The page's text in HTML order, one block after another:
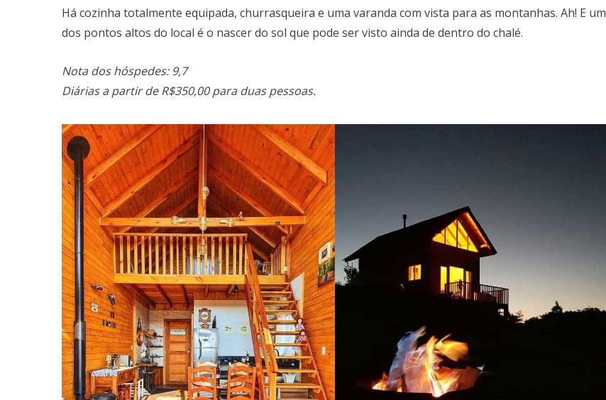
Há cozinha totalmente equipada, churrasqueira e uma varanda com vista para as montanhas. Ah! E um
dos pontos altos do local é o nascer do sol que pode ser visto ainda de dentro do chalé.
Nota dos hóspedes: 9,7
Diárias a partir de R$350,00 para duas pessoas.